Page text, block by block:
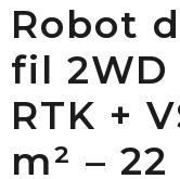
Robot
fil 2WD
RTK +
m² –